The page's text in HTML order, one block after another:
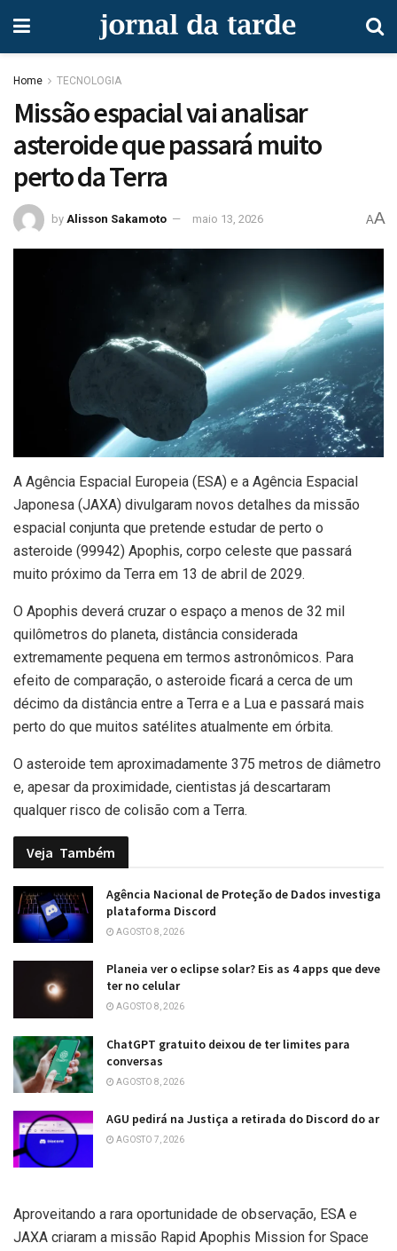
Home TECNOLOGIA
Missão espacial vai analisar
asteroide que passará muito
perto da Terra
by Alisson Sakamoto maio 13, 2026 AA
A Agência Espacial Europeia (ESA) e a Agência Espacial
Japonesa (JAXA) divulgaram novos detalhes da missão
espacial conjunta que pretende estudar de perto o
asteroide (99942) Apophis, corpo celeste que passará
muito próximo da Terra em 13 de abril de 2029.
O Apophis deverá cruzar o espaço a menos de 32 mil
quilômetros do planeta, distância considerada
extremamente pequena em termos astronômicos. Para
efeito de comparação, o asteroide ficará a cerca de um
décimo da distância entre a Terra e a Lua e passará mais
perto do que muitos satélites atualmente em órbita.
O asteroide tem aproximadamente 375 metros de diâmetro
e, apesar da proximidade, cientistas já descartaram
qualquer risco de colisão com a Terra.
Veja Também
Agência Nacional de Proteção de Dados investiga
plataforma Discord
AGOSTO 8, 2026
Planeia ver o eclipse solar? Eis as 4 apps que deve
ter no celular
AGOSTO 8, 2026
ChatGPT gratuito deixou de ter limites para
conversas
AGOSTO 8, 2026
AGU pedirá na Justiça a retirada do Discord do ar
AGOSTO 7, 2026
Aproveitando a rara oportunidade de observação, ESA e
JAXA criaram a missão Rapid Apophis Mission for Space